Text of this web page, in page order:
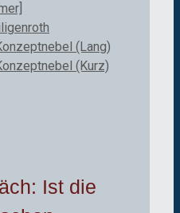
(Lang)
(Kurz)
Ist die